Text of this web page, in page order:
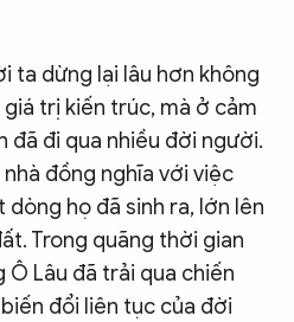
ta dừng lại lâu hơn không
trị kiến trúc, mà ở cảm
đã đi qua nhiều đời người.
đồng nghĩa với việc
họ đã sinh ra, lớn lên
Trong quãng thời gian
Lâu đã trải qua chiến
đổi liên tục của đời